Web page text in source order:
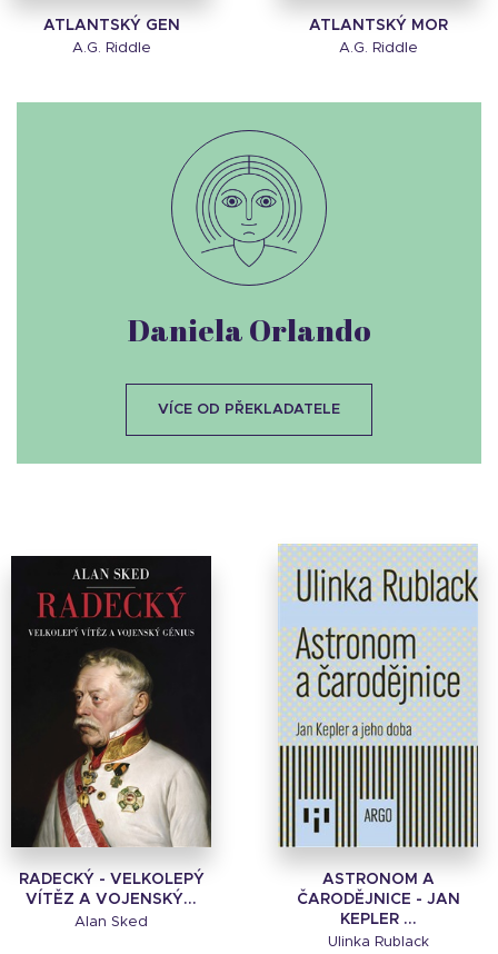
ATLANTSKÝ GEN
A.G. Riddle
ATLANTSKÝ MOR
A.G. Riddle
RADECKÝ - VELKOLEPÝ
VÍTĚZ A VOJENSKÝ...
Alan Sked
ASTRONOM A
ČARODĚJNICE - JAN
KEPLER ...
Ulinka Rublack
Daniela Orlando
VÍCE OD PŘEKLADATELE